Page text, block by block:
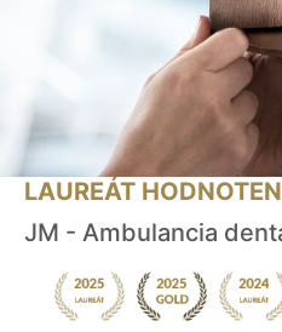
LAUREÁT
JM - Ambulancia